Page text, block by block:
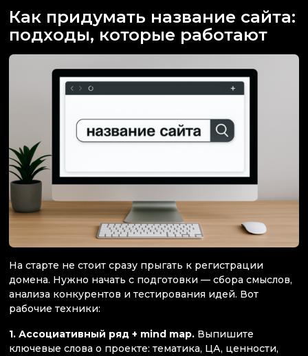
Как придумать название сайта:
подходы, которые работают
На старте не стоит сразу прыгать к регистрации
домена. Нужно начать с подготовки — сбора смыслов,
анализа конкурентов и тестирования идей. Вот
рабочие техники:
1. Ассоциативный ряд + mind map. Выпишите
ключевые слова о проекте: тематика, ЦА, ценности,